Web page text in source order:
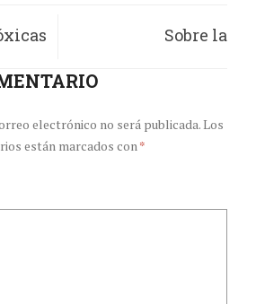
Sobre la
caracterización de
las denuncias
ANIR
electrónico no será publicada.Los
están marcados con*